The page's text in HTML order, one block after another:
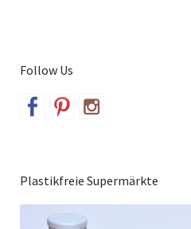
Follow Us
Plastikfreie Supermärkte